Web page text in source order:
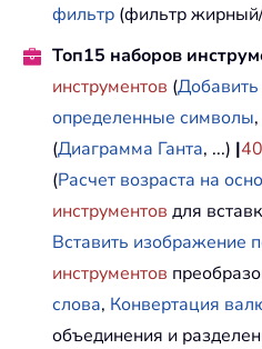
фильтр (фильтр
Топ15 наборов
инструментов (Добавить
определенные символы
(Диаграмма Ганта, ...) |
(Расчет возраста на
инструментов для
Вставить изображение
инструментов
слова, Конвертация
объединения и